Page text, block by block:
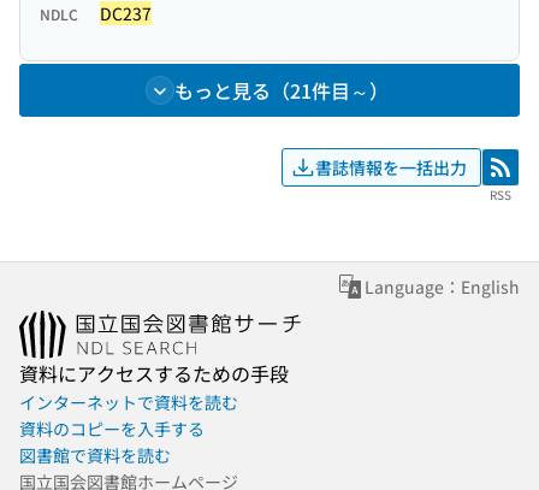
NDLC DC237
もっと見る（21件目～）
書誌情報を一括出力 RSS
RSS
Language：English
資料にアクセスするための手段
インターネットで資料を読む
資料のコピーを入手する
図書館で資料を読む
国立国会図書館ホームページ